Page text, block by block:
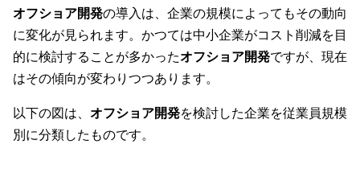
オフショア開発の導入は、企業の規模によってもその動向
に変化が見られます。かつては中小企業がコスト削減を目
的に検討することが多かったオフショア開発ですが、現在
はその傾向が変わりつつあります。
以下の図は、 オフショア開発を検討した企業を従業員規模
別に分類したものです。